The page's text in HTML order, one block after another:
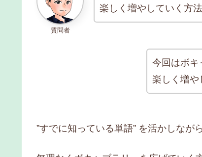
質問者
楽しく増やしていく方
今回はボキ
楽しく増や
”すでに知っている単語” を活かしながら